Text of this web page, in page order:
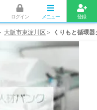
ログイン メニュー 登録
大阪市東淀川区 くりもと循環